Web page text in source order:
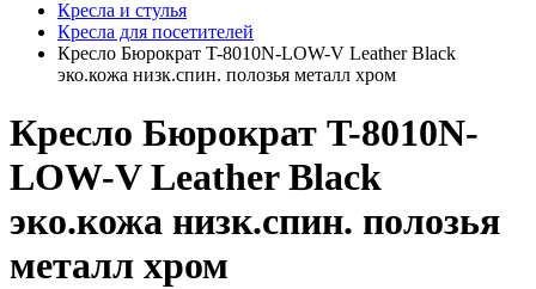
Кресла и стулья
Кресла для посетителей
Кресло Бюрократ T-8010N-LOW-V Leather Black
эко.кожа низк.спин. полозья металл хром
Кресло Бюрократ T-8010N-
LOW-V Leather Black
эко.кожа низк.спин. полозья
металл хром